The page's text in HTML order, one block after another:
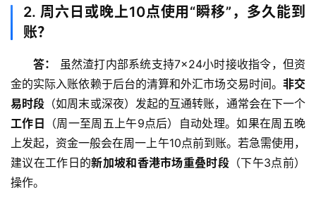
2. 周六日或晚上10点使用“瞬移”，多久能到
账？
答：
虽然渣打内部系统支持7×24小时接收指令，但资
金的实际入账依赖于后台的清算和外汇市场交易时间。 非交
易时段 （如周末或深夜）发起的互通转账，通常会在下一个
工作日
（周一至周五上午9点后）自动处理。如果在周五晚
上发起，资金一般会在周一上午10点前到账。若急需使用，
建议在工作日的新加坡和香港市场重叠时段 （下午3点前）
操作。